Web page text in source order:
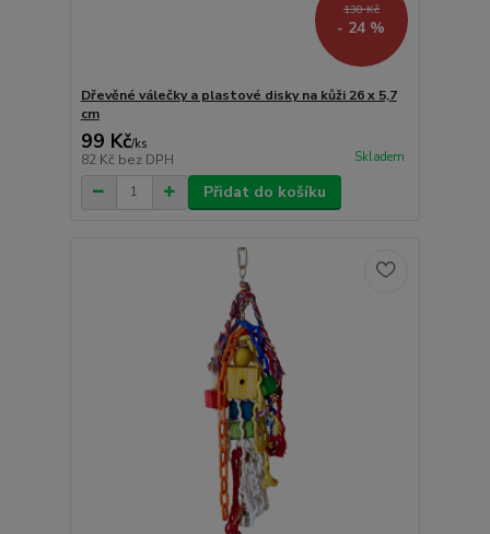
130 Kč
- 24 %
Dřevěné válečky a plastové disky na kůži 26 x 5,7
cm
99 Kč/ks
82 Kč bez DPH Skladem
Přidat do košíku